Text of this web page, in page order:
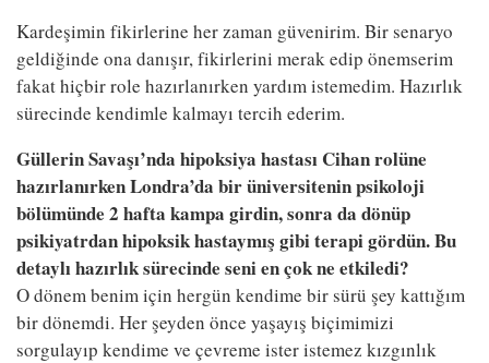
Kardeşimin fikirlerine her zaman güvenirim. Bir senaryo
geldiğinde ona danışır, fikirlerini merak edip önemserim
fakat hiçbir role hazırlanırken yardım istemedim. Hazırlık
sürecinde kendimle kalmayı tercih ederim.
Güllerin Savaşı’nda hipoksiya hastası Cihan rolüne
hazırlanırken Londra’da bir üniversitenin psikoloji
bölümünde 2 hafta kampa girdin, sonra da dönüp
psikiyatrdan hipoksik hastaymış gibi terapi gördün. Bu
detaylı hazırlık sürecinde seni en çok ne etkiledi?
O dönem benim için hergün kendime bir sürü şey kattığım
bir dönemdi. Her şeyden önce yaşayış biçimimizi
sorgulayıp kendime ve çevreme ister istemez kızgınlık